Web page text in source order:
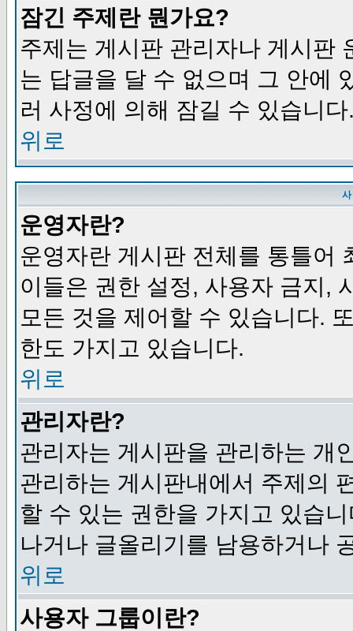
잠긴 주제란 뭔가요?
주제는 게시판 관리자나 게시판
는 답글을 달 수 없으며 그 안에
러 사정에 의해 잠길 수 있습니다
위로
운영자란?
운영자란 게시판 전체를 통틀어
이들은 권한 설정, 사용자 금지,
모든 것을 제어할 수 있습니다.
한도 가지고 있습니다.
위로
관리자란?
관리자는 게시판을 관리하는 개
관리하는 게시판내에서 주제의
할 수 있는 권한을 가지고 있습
나거나 글올리기를 남용하거나
위로
사용자 그룹이란?